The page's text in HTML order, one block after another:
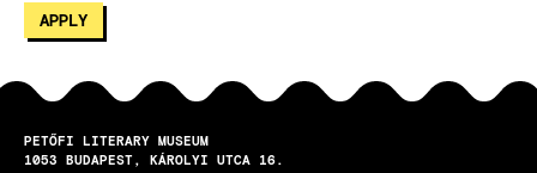
PETŐFI LITERARY MUSEUM
1053
BUDAPEST
KÁROLYI UTCA 16.